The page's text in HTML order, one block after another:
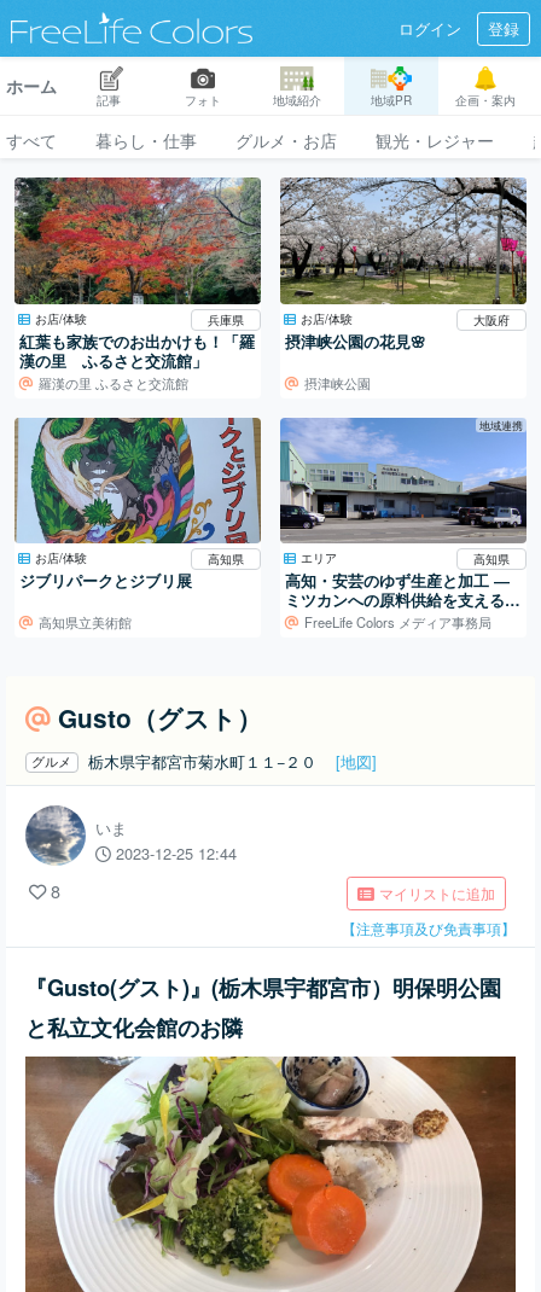
ログイン 登録
ホーム
記事 フォト 地域紹介 地域PR 企画・案内
すべて 暮らし・仕事 グルメ・お店 観光・レジャー
お店/体験 兵庫県
紅葉も家族でのお出かけも！「羅
漢の里 ふるさと交流館」
羅漢の里 ふるさと交流館
お店/体験 大阪府
摂津峡公園の花見🌸
摂津峡公園
お店/体験 高知県
ジブリパークとジブリ展
高知県立美術館
地域連携
エリア 高知県
高知・安芸のゆず生産と加工 ―
ミツカンへの原料供給を支える仕
組みFreeLife Colors メディア事務局
Gusto（グスト）
グルメ 栃木県宇都宮市菊水町１１−２０ [地図]
いま
2023-12-25 12:44
8
マイリストに追加
【注意事項及び免責事項】
『Gusto(グスト)』(栃木県宇都宮市）明保明公園
と私立文化会館のお隣